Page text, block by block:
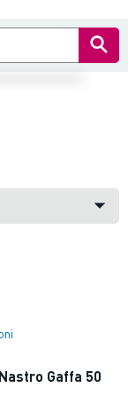
Gaffa 50